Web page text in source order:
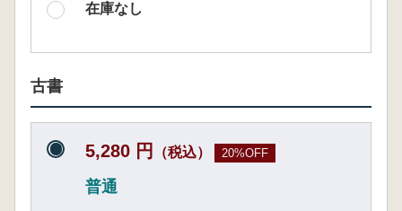
在庫なし
古書
5,280 円 （税込） 20%OFF
普通